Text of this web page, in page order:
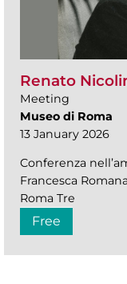
Renato
Meeting
Museo di Roma
13 January 2026
Conferenza
Francesca
Roma Tre
Free